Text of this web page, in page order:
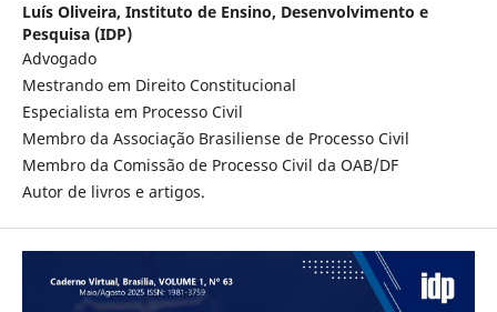
Luís Oliveira, Instituto de Ensino, Desenvolvimento e
Pesquisa (IDP)
Advogado
Mestrando em Direito Constitucional
Especialista em Processo Civil
Membro da Associação Brasiliense de Processo Civil
Membro da Comissão de Processo Civil da OAB/DF
Autor de livros e artigos.